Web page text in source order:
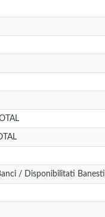
/ Disponibilitati Banesti